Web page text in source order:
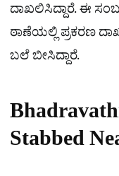
ದಾಖಲಿಸಿದ್ದಾರೆ. ಈ
ಠಾಣೆಯಲ್ಲಿ ಪ್ರಕರಣ
ಬಲೆ ಬೀಸಿದ್ದಾರೆ.
Stabbed